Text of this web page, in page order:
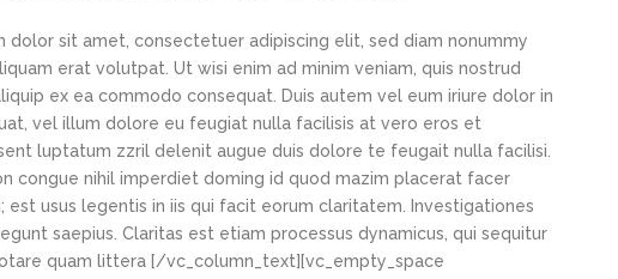
dolor sit amet, consectetuer adipiscing elit, sed diam nonummy
erat volutpat. Ut wisi enim ad minim veniam, quis nostrud
ex ea commodo consequat. Duis autem vel eum iriure dolor in
vel illum dolore eu feugiat nulla facilisis at vero eros et
luptatum zzril delenit augue duis dolore te feugait nulla facilisi.
congue nihil imperdiet doming id quod mazim placerat facer
usus legentis in iis qui facit eorum claritatem. Investigationes
saepius. Claritas est etiam processus dynamicus, qui sequitur
quam littera [/vc_column_text][vc_empty_space